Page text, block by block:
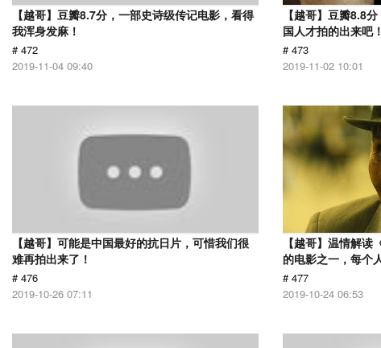
【越哥】豆瓣8.7分，一部史诗级传记电影，看得
我浑身发麻！
# 472
2019-11-04 09:40
【越哥】豆瓣8.8
国人才拍的出来吧！
# 473
2019-11-02 10:01
【越哥】可能是中国最好的抗日片，可惜我们很
难再拍出来了！
# 476
2019-10-26 07:11
【越哥】温情解
的电影之一，每个
# 477
2019-10-24 06:53